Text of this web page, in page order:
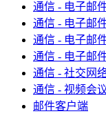
通信 - 电子邮
通信 - 电子邮
通信 - 电子邮
通信 - 电子邮
通信 - 社交网
通信 - 视频会
邮件客户端